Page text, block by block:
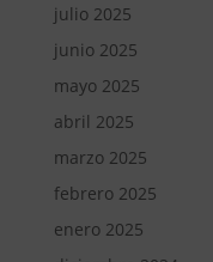
julio 2025
junio 2025
mayo 2025
abril 2025
marzo 2025
febrero 2025
enero 2025